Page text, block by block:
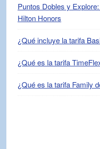
Puntos Dobles y
Hilton Honors
¿Qué incluye la tarifa
¿Qué es la tarifa
¿Qué es la tarifa Family